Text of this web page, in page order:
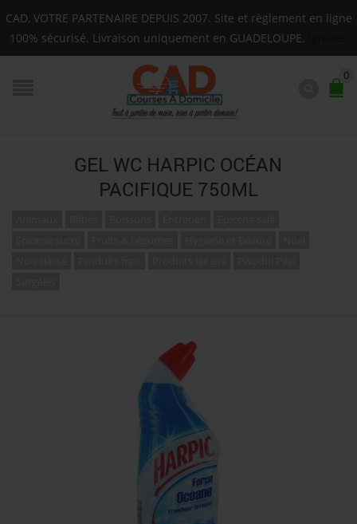
Livraison sur toute la Guadeloupe : Mardi, Jeudi,
0
GEL WC HARPIC OCÉAN
PACIFIQUE 750ML
CAD, VOTRE PARTENAIRE DEPUIS 2007. Site et règlement en ligne
100% sécurisé. Livraison uniquement en GUADELOUPE.